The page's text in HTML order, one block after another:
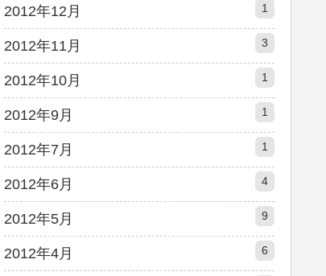
2012年12月 1
2012年11月 3
2012年10月 1
2012年9月 1
2012年7月 1
2012年6月 4
2012年5月 9
2012年4月 6